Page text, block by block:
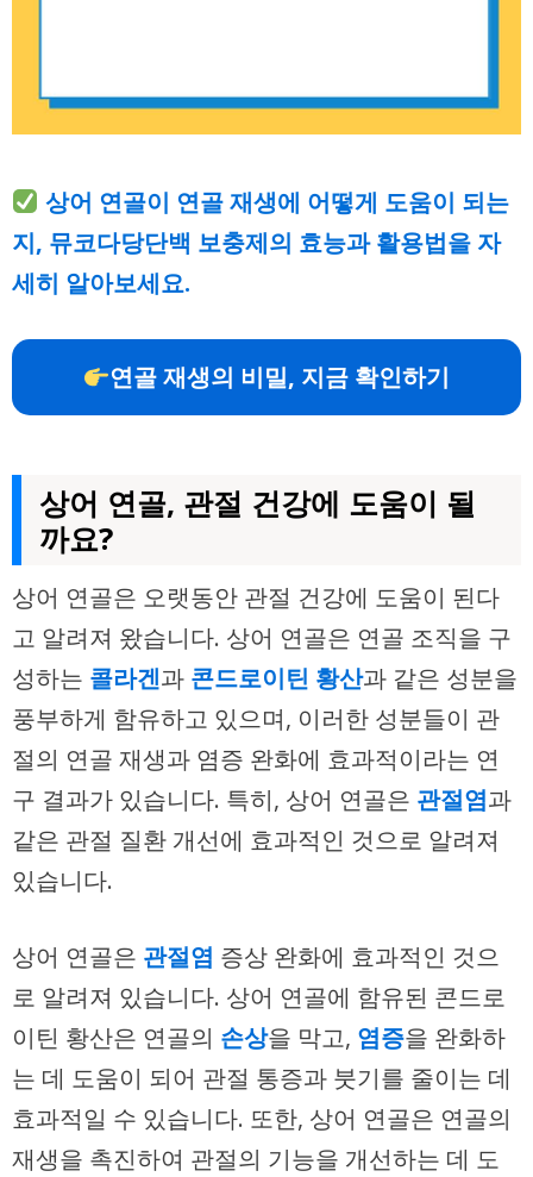
상어 연골이 연골 재생에 어떻게 도움이 되는
지, 뮤코다당단백 보충제의 효능과 활용법을 자
세히 알아보세요.
연골 재생의 비밀, 지금 확인하기
상어 연골, 관절 건강에 도움이 될
까요?
상어 연골은 오랫동안 관절 건강에 도움이 된다
고 알려져 왔습니다. 상어 연골은 연골 조직을 구
성하는 콜라겐과 콘드로이틴 황산과 같은 성분을
풍부하게 함유하고 있으며, 이러한 성분들이 관
절의 연골 재생과 염증 완화에 효과적이라는 연
구 결과가 있습니다. 특히, 상어 연골은 관절염과
같은 관절 질환 개선에 효과적인 것으로 알려져
있습니다.
상어 연골은 관절염 증상 완화에 효과적인 것으
로 알려져 있습니다. 상어 연골에 함유된 콘드로
이틴 황산은 연골의 손상을 막고, 염증을 완화하
는 데 도움이 되어 관절 통증과 붓기를 줄이는 데
효과적일 수 있습니다. 또한, 상어 연골은 연골의
재생을 촉진하여 관절의 기능을 개선하는 데 도